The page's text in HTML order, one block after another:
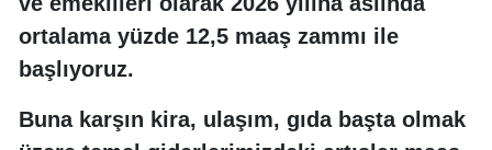
ortalama yüzde 12,5 maaş zammı ile
başlıyoruz.
Buna karşın kira, ulaşım, gıda başta olmak